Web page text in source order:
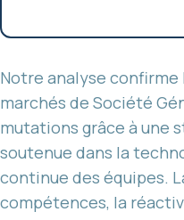
Notre analyse confirme
marchés de Société
mutations grâce à une
soutenue dans la
continue des équipes.
compétences, la